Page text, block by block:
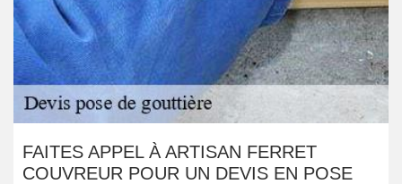
FAITES APPEL À ARTISAN FERRET
COUVREUR POUR UN DEVIS EN POSE